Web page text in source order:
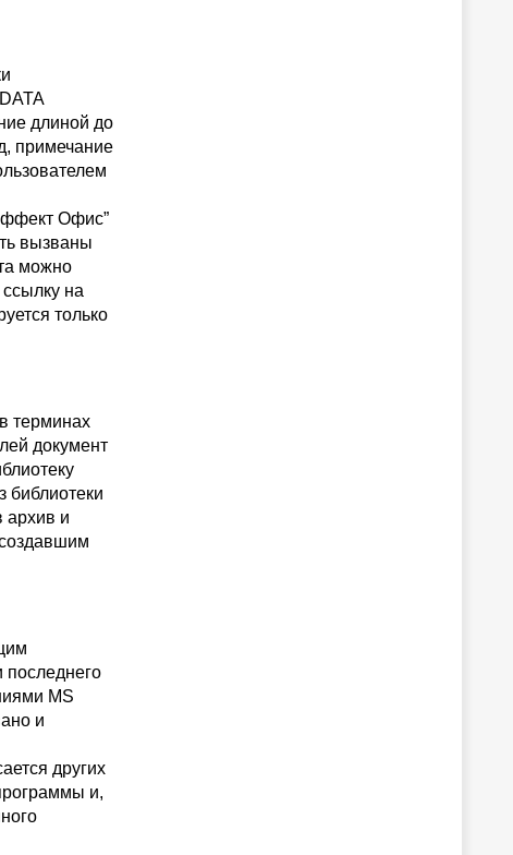
длиной до
примечание
Офис”
вызваны
можно
на
только
терминах
документ
библиотеки
архив и
MS
и
других
и,